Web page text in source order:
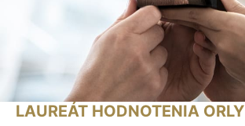
LAUREÁT HODNOTENIA ORLY